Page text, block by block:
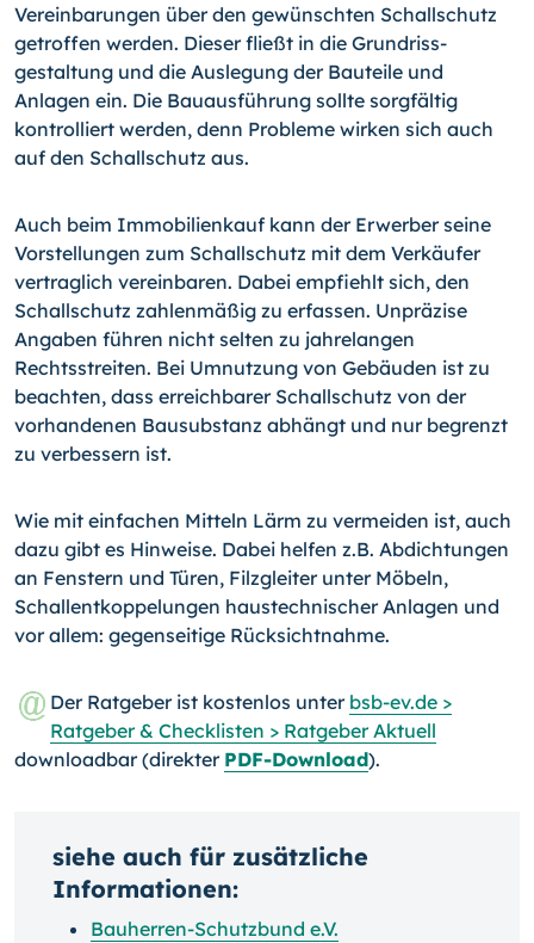
Vereinbarungen über den gewünschten Schallschutz
getroffen werden. Dieser fließt in die Grundriss­
gestaltung und die Auslegung der Bauteile und
Anlagen ein. Die Bauausführung sollte sorgfältig
kontrolliert werden, denn Probleme wirken sich auch
auf den Schallschutz aus.
Auch beim Immobilienkauf kann der Erwerber seine
Vorstellungen zum Schallschutz mit dem Verkäufer
vertraglich vereinbaren. Dabei empfiehlt sich, den
Schallschutz zahlen­mäßig zu erfassen. Unpräzise
Angaben führen nicht selten zu jahrelangen
Rechtsstrei­ten. Bei Umnutzung von Gebäuden ist zu
beachten, dass erreichbarer Schallschutz von der
vorhandenen Bausubstanz abhängt und nur begrenzt
zu verbessern ist.
Wie mit einfachen Mitteln Lärm zu vermeiden ist, auch
dazu gibt es Hinweise. Dabei helfen z.B. Abdichtungen
an Fenstern und Türen, Filzgleiter unter Möbeln,
Schallent­koppelungen haustechnischer Anlagen und
vor allem: gegenseitige Rücksichtnahme.
Der Ratgeber ist kostenlos unter bsb-ev.de >
Ratgeber & Checklisten > Ratgeber Aktuell
downloadbar (direkter PDF-Download).
siehe auch für zusätzliche
Informationen:
Bauherren-Schutzbund e.V.